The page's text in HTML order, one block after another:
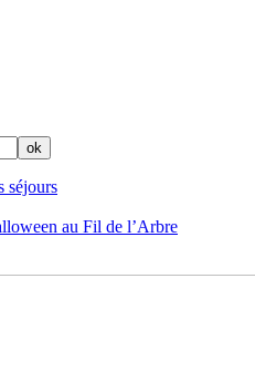
séjours
au Fil de l’Arbre